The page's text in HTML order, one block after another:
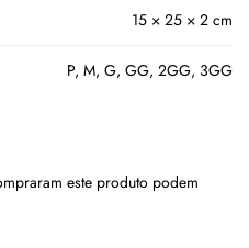
15 × 25 × 2 cm
P, M, G, GG, 2GG, 3GG
este produto podem